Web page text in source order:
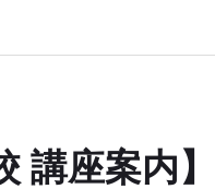
講座案内